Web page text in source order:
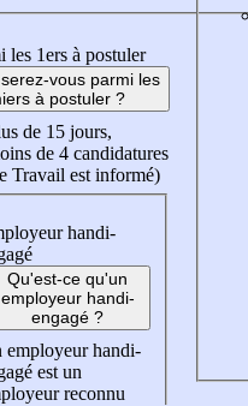
les 1ers à postuler
vous parmi les
à postuler ?
de 15 jours,
de 4 candidatures
Travail est informé)
handi-
Qu'est-ce qu'un
employeur handi-
engagé ?
employeur handi-
est un
reconnu